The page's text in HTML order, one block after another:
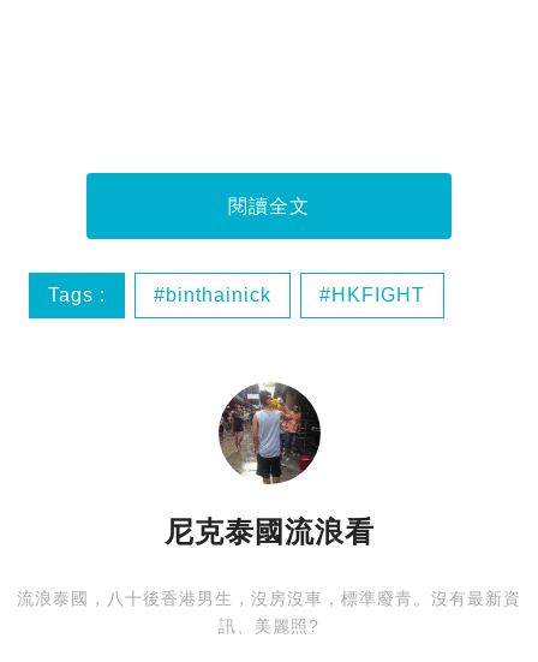
閱讀全文
Tags : binthainick HKFIGHT
尼克泰國流浪看
流浪泰國，八十後香港男生，沒房沒車，標準廢青。沒有最新資
訊、美麗照?